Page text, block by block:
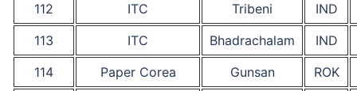
112
ITC Tribeni
IND
113
ITC Bhadrachalam
IND
114
Paper Corea Gunsan ROK